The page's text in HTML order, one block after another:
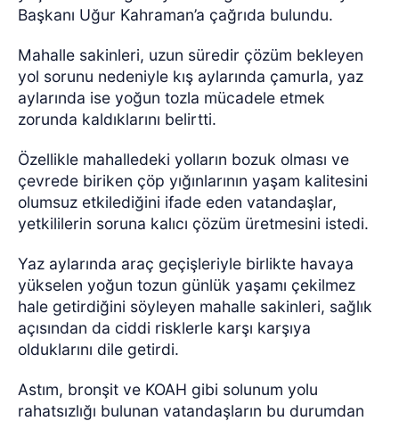
Başkanı Uğur Kahraman’a çağrıda bulundu.
Mahalle sakinleri, uzun süredir çözüm bekleyen
yol sorunu nedeniyle kış aylarında çamurla, yaz
aylarında ise yoğun tozla mücadele etmek
zorunda kaldıklarını belirtti.
Özellikle mahalledeki yolların bozuk olması ve
çevrede biriken çöp yığınlarının yaşam kalitesini
olumsuz etkilediğini ifade eden vatandaşlar,
yetkililerin soruna kalıcı çözüm üretmesini istedi.
Yaz aylarında araç geçişleriyle birlikte havaya
yükselen yoğun tozun günlük yaşamı çekilmez
hale getirdiğini söyleyen mahalle sakinleri, sağlık
açısından da ciddi risklerle karşı karşıya
olduklarını dile getirdi.
Astım, bronşit ve KOAH gibi solunum yolu
rahatsızlığı bulunan vatandaşların bu durumdan